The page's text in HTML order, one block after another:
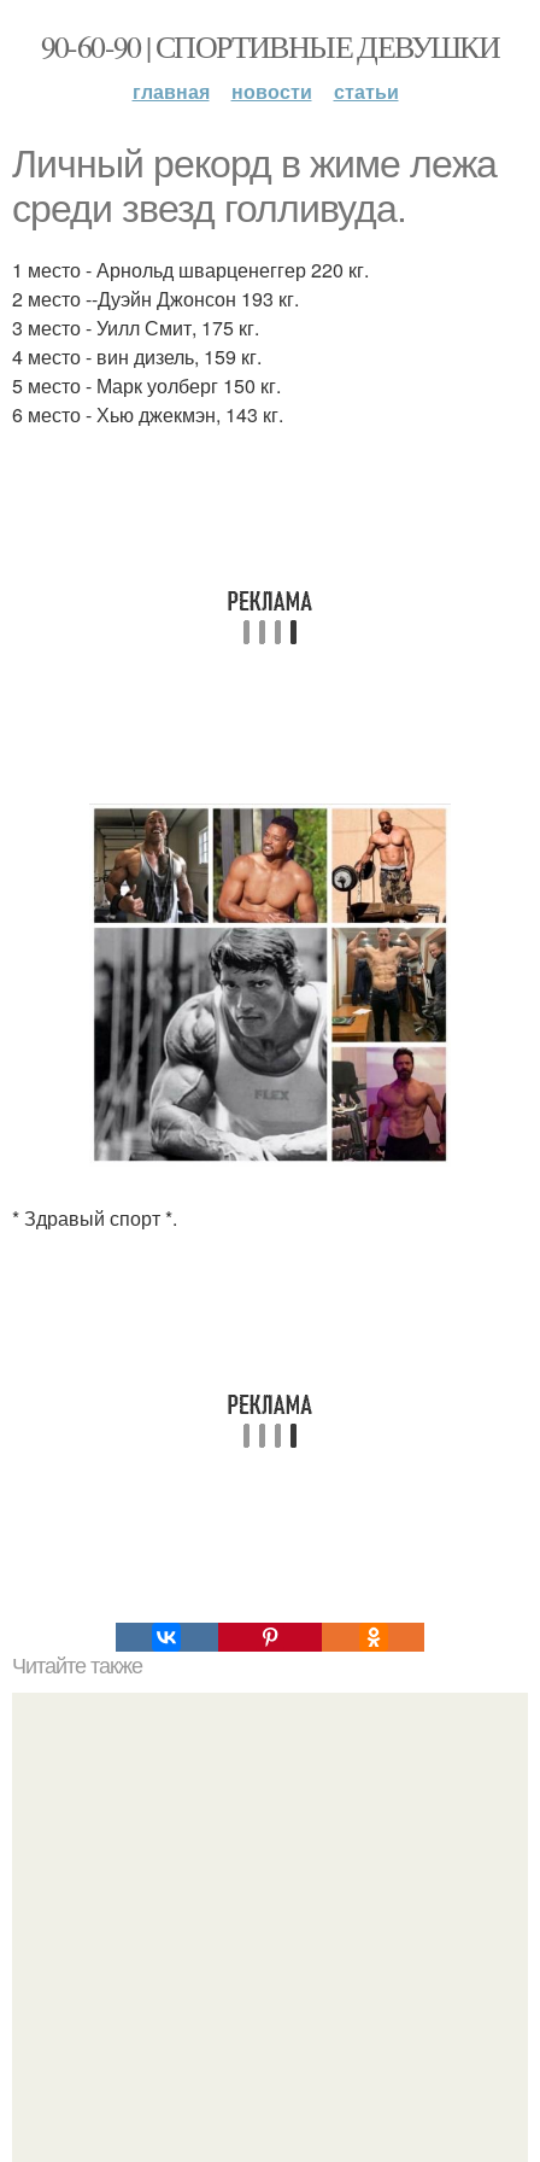
90-60-90 | СПОРТИВНЫЕ ДЕВУШКИ
главная новости статьи
Личный рекорд в жиме лежа
среди звезд голливуда.
1 место - Арнольд шварценеггер 220 кг.
2 место --Дуэйн Джонсон 193 кг.
3 место - Уилл Смит, 175 кг.
4 место - вин дизель, 159 кг.
5 место - Марк уолберг 150 кг.
6 место - Хью джекмэн, 143 кг.
* Здравый спорт *.
Читайте также